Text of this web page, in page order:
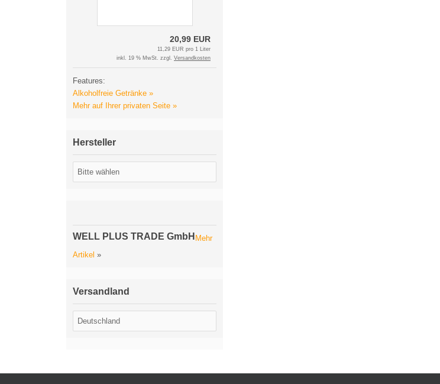
20,99 EUR
11,29 EUR pro 1 Liter
inkl. 19 % MwSt. zzgl. Versandkosten
Features:
Alkoholfreie Getränke »
Mehr auf Ihrer privaten Seite »
Hersteller
WELL PLUS TRADE GmbH Mehr
Artikel »
Versandland